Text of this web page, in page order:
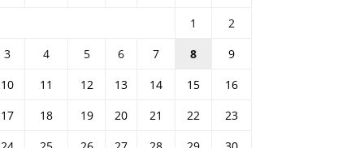
1
2
3
4 5 6 7 8
9
10
11 12 13 14 15
16
17
18 19 20 21 22
23